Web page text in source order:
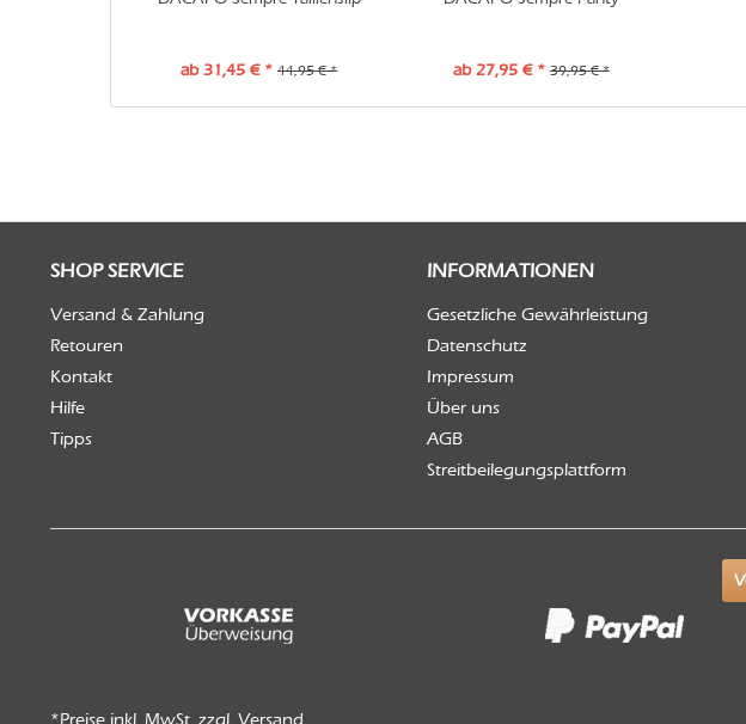
ab 31,45 € * 44,95 € * ab 27,95 € * 39,95 € *
SHOP SERVICE
Versand & Zahlung
Retouren
Kontakt
Hilfe
Tipps
INFORMATIONEN
Gesetzliche Gewährleistung
Datenschutz
Impressum
Über uns
AGB
Streitbeilegungsplattform
*Preise inkl. MwSt. zzgl. Versand